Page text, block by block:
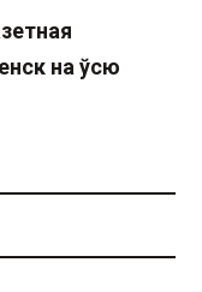
на ўсю